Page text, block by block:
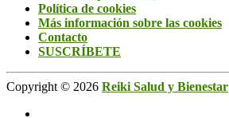
Política de cookies
Más información sobre las cookies
Contacto
SUSCRÍBETE
Copyright © 2026 Reiki Salud y Bienestar